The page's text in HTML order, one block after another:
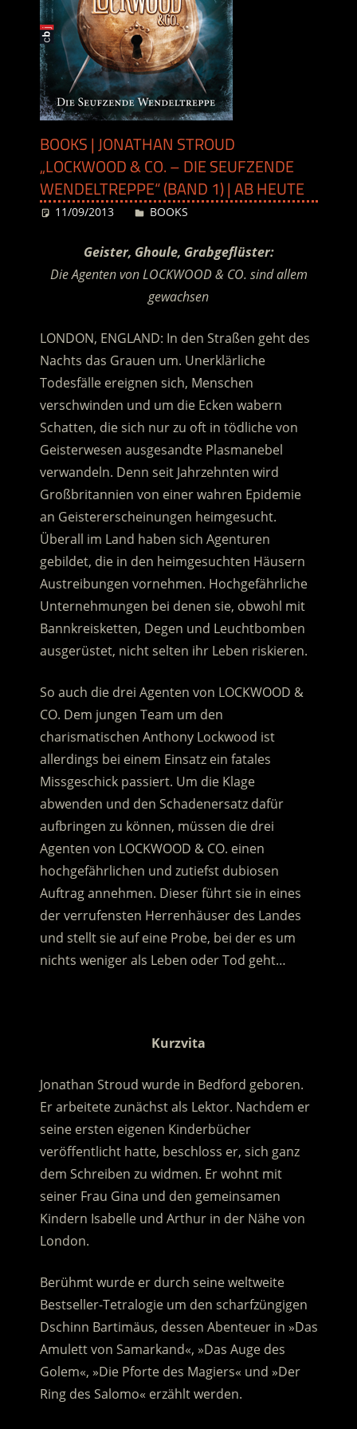
BOOKS | JONATHAN STROUD
„LOCKWOOD & CO. – DIE SEUFZENDE
WENDELTREPPE“ (BAND 1) | AB HEUTE
11/09/2013 Desiree
BOOKS
Geister, Ghoule, Grabgeflüster:
Die Agenten von LOCKWOOD & CO. sind allem
gewachsen
LONDON, ENGLAND: In den Straßen geht des
Nachts das Grauen um. Unerklärliche
Todesfälle ereignen sich, Menschen
verschwinden und um die Ecken wabern
Schatten, die sich nur zu oft in tödliche von
Geisterwesen ausgesandte Plasmanebel
verwandeln. Denn seit Jahrzehnten wird
Großbritannien von einer wahren Epidemie
an Geistererscheinungen heimgesucht.
Überall im Land haben sich Agenturen
gebildet, die in den heimgesuchten Häusern
Austreibungen vornehmen. Hochgefährliche
Unternehmungen bei denen sie, obwohl mit
Bannkreisketten, Degen und Leuchtbomben
ausgerüstet, nicht selten ihr Leben riskieren.
So auch die drei Agenten von LOCKWOOD &
CO. Dem jungen Team um den
charismatischen Anthony Lockwood ist
allerdings bei einem Einsatz ein fatales
Missgeschick passiert. Um die Klage
abwenden und den Schadenersatz dafür
aufbringen zu können, müssen die drei
Agenten von LOCKWOOD & CO. einen
hochgefährlichen und zutiefst dubiosen
Auftrag annehmen. Dieser führt sie in eines
der verrufensten Herrenhäuser des Landes
und stellt sie auf eine Probe, bei der es um
nichts weniger als Leben oder Tod geht…
Kurzvita
Jonathan Stroud wurde in Bedford geboren.
Er arbeitete zunächst als Lektor. Nachdem er
seine ersten eigenen Kinderbücher
veröffentlicht hatte, beschloss er, sich ganz
dem Schreiben zu widmen. Er wohnt mit
seiner Frau Gina und den gemeinsamen
Kindern Isabelle und Arthur in der Nähe von
London.
Berühmt wurde er durch seine weltweite
Bestseller-Tetralogie um den scharfzüngigen
Dschinn Bartimäus, dessen Abenteuer in »Das
Amulett von Samarkand«, »Das Auge des
Golem«, »Die Pforte des Magiers« und »Der
Ring des Salomo« erzählt werden.